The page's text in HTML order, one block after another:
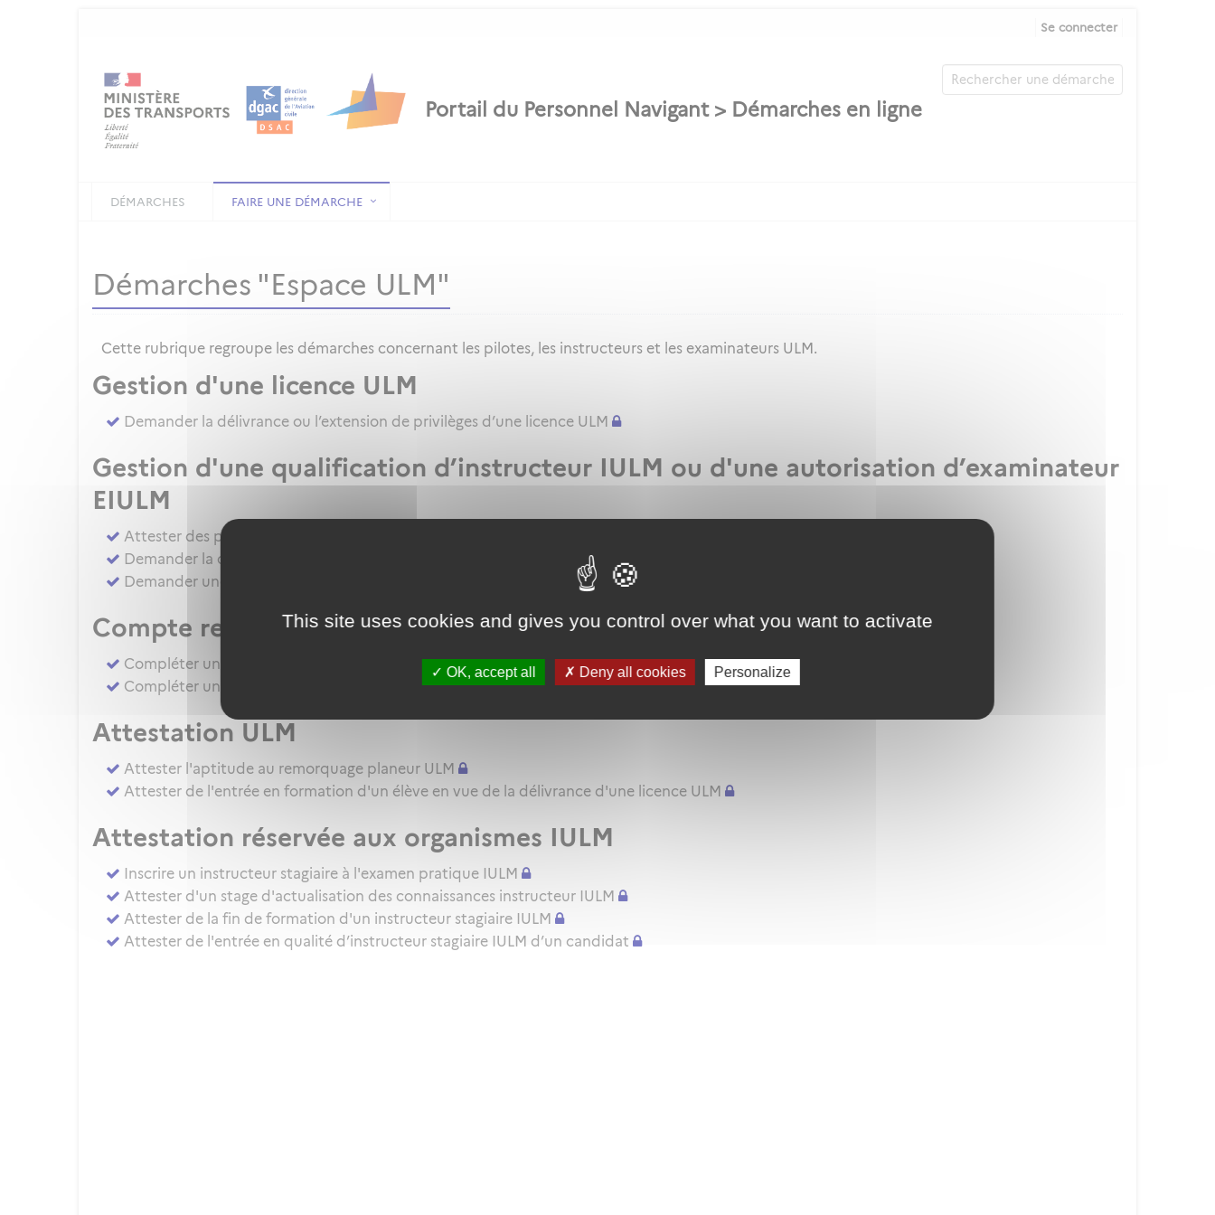
This site uses cookies and gives you control over what you want to activate
OK, accept all Deny all cookies Personalize
Se connecter
DÉMARCHES FAIRE UNE DÉMARCHE
Démarches "Espace ULM"
Cette rubrique regroupe les démarches concernant les pilotes, les instructeurs et les examinateurs ULM.
Gestion d'une licence ULM
Demander la délivrance ou l’extension de privilèges d’une licence ULM
Gestion d'une qualification d’instructeur IULM ou d'une autorisation d’examinateur
EIULM
Attester des prérequis pour devenir formateur d'instructeur ULM
Demander la délivrance, la prorogation, le renouvellement ou l'extension de privilèges de sa qualification IULM
Demander une autorisation d'examinateur d'instructeur EIULM
Compte rendu d’épreuve ULM
Compléter un compte rendu d'épreuve d'aptitude pratique instructeur IULM.
Compléter un compte rendu d'épreuve pratique ULM
Attestation ULM
Attester l'aptitude au remorquage planeur ULM
Attester de l'entrée en formation d'un élève en vue de la délivrance d'une licence ULM
Attestation réservée aux organismes IULM
Inscrire un instructeur stagiaire à l'examen pratique IULM
Attester d'un stage d'actualisation des connaissances instructeur IULM
Attester de la fin de formation d'un instructeur stagiaire IULM
Attester de l'entrée en qualité d’instructeur stagiaire IULM d’un candidat